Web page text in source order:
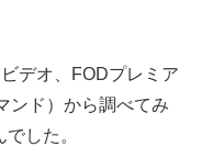
デオ、FODプレミア
ンド）から調べてみ
した。